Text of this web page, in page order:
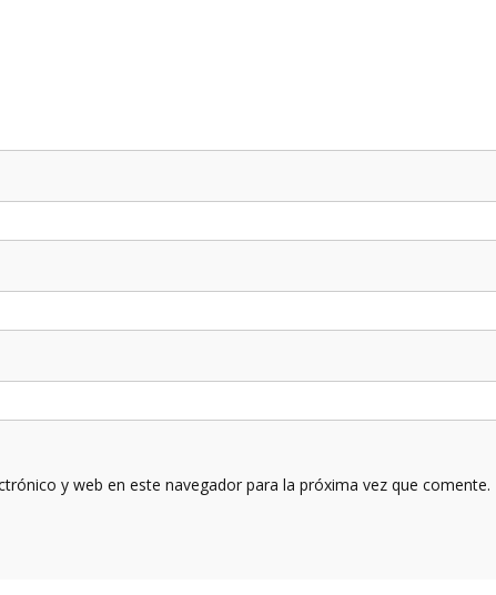
y web en este navegador para la próxima vez que comente.